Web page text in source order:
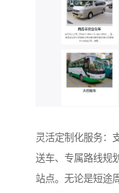
灵活定制化服务：
送车、专属路线规
站点。无论是短途